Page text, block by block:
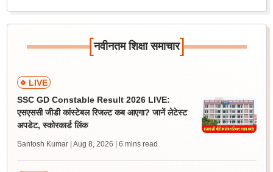
[नवीनतम शिक्षा समाचार]
LIVE
SSC GD Constable Result 2026 LIVE:
एसएससी जीडी कांस्टेबल रिजल्ट कब आएगा? जानें लेटेस्ट
अपडेट, स्कोरकार्ड लिंक
Santosh Kumar | Aug 8, 2026 | 6 mins read